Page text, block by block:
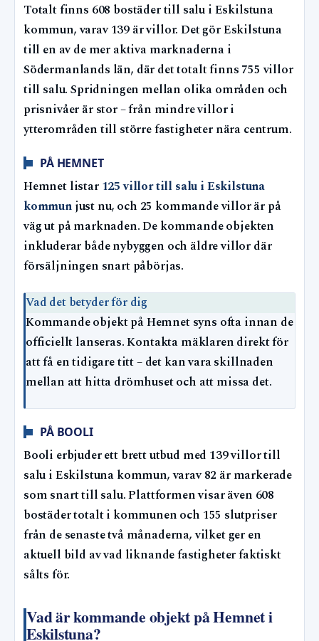
Totalt finns 608 bostäder till salu i Eskilstuna
kommun, varav 139 är villor. Det gör Eskilstuna
till en av de mer aktiva marknaderna i
Södermanlands län, där det totalt finns 755 villor
till salu. Spridningen mellan olika områden och
prisnivåer är stor – från mindre villor i
ytterområden till större fastigheter nära centrum.
PÅ HEMNET
Hemnet listar 125 villor till salu i Eskilstuna
kommunjust nu, och 25 kommande villor är på
väg ut på marknaden. De kommande objekten
inkluderar både nybyggen och äldre villor där
försäljningen snart påbörjas.
Vad det betyder för dig
Kommande objekt på Hemnet syns ofta innan de
officiellt lanseras. Kontakta mäklaren direkt för
att få en tidigare titt – det kan vara skillnaden
mellan att hitta drömhuset och att missa det.
PÅ BOOLI
Booli erbjuder ett brett utbud med 139 villor till
salu i Eskilstuna kommun, varav 82 är markerade
som snart till salu. Plattformen visar även 608
bostäder totalt i kommunen och 155 slutpriser
från de senaste två månaderna, vilket ger en
aktuell bild av vad liknande fastigheter faktiskt
sålts för.
Vad är kommande objekt på Hemnet i
Eskilstuna?